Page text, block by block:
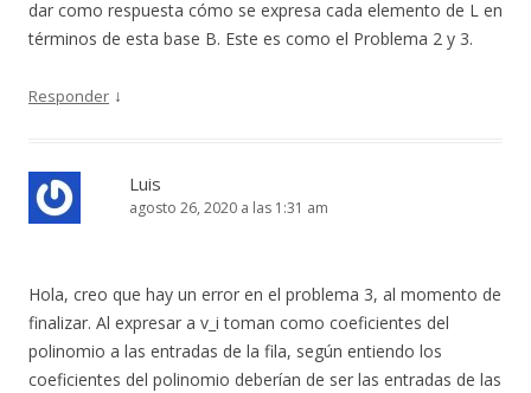
dar como respuesta cómo se expresa cada elemento de L en
términos de esta base B. Este es como el Problema 2 y 3.
Responder ↓
Luis
agosto 26, 2020 a las 1:31 am
Hola, creo que hay un error en el problema 3, al momento de
finalizar. Al expresar a v_i toman como coeficientes del
polinomio a las entradas de la fila, según entiendo los
coeficientes del polinomio deberían de ser las entradas de las